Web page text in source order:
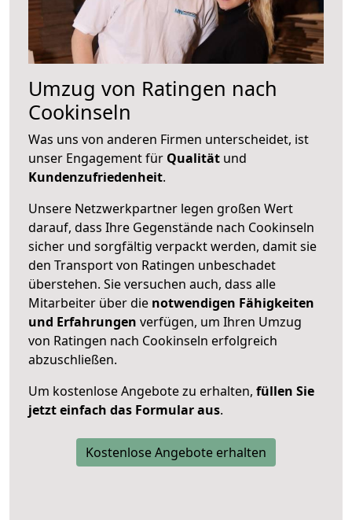
Umzug von Ratingen nach
Cookinseln
Was uns von anderen Firmen unterscheidet, ist
unser Engagement für Qualität und
Kundenzufriedenheit.
Unsere Netzwerkpartner legen großen Wert
darauf, dass Ihre Gegenstände nach Cookinseln
sicher und sorgfältig verpackt werden, damit sie
den Transport von Ratingen unbeschadet
überstehen. Sie versuchen auch, dass alle
Mitarbeiter über die notwendigen Fähigkeiten
und Erfahrungen verfügen, um Ihren Umzug
von Ratingen nach Cookinseln erfolgreich
abzuschließen.
Um kostenlose Angebote zu erhalten, füllen Sie
jetzt einfach das Formular aus.
Kostenlose Angebote erhalten